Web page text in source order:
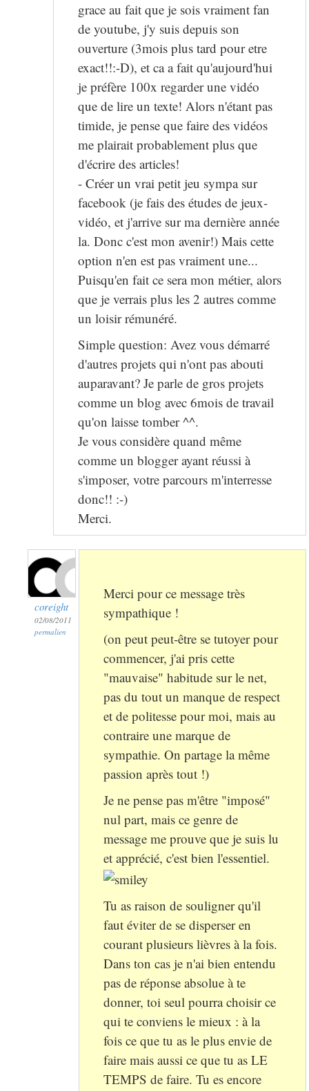
grace au fait que je sois vraiment fan
de youtube, j'y suis depuis son
ouverture (3mois plus tard pour etre
exact!!:-D), et ca a fait qu'aujourd'hui
je préfère 100x regarder une vidéo
que de lire un texte! Alors n'étant pas
timide, je pense que faire des vidéos
me plairait probablement plus que
d'écrire des articles!
- Créer un vrai petit jeu sympa sur
facebook (je fais des études de jeux-
vidéo, et j'arrive sur ma dernière année
la. Donc c'est mon avenir!) Mais cette
option n'en est pas vraiment une...
Puisqu'en fait ce sera mon métier, alors
que je verrais plus les 2 autres comme
un loisir rémunéré.
Simple question: Avez vous démarré
d'autres projets qui n'ont pas abouti
auparavant? Je parle de gros projets
comme un blog avec 6mois de travail
qu'on laisse tomber ^^.
Je vous considère quand même
comme un blogger ayant réussi à
s'imposer, votre parcours m'interresse
donc!! :-)
Merci.
coreight
02/08/2011
permalien
Merci pour ce message très
sympathique !
(on peut peut-être se tutoyer pour
commencer, j'ai pris cette
"mauvaise" habitude sur le net,
pas du tout un manque de respect
et de politesse pour moi, mais au
contraire une marque de
sympathie. On partage la même
passion après tout !)
Je ne pense pas m'être "imposé"
nul part, mais ce genre de
message me prouve que je suis lu
et apprécié, c'est bien l'essentiel.
Tu as raison de souligner qu'il
faut éviter de se disperser en
courant plusieurs lièvres à la fois.
Dans ton cas je n'ai bien entendu
pas de réponse absolue à te
donner, toi seul pourra choisir ce
qui te conviens le mieux : à la
fois ce que tu as le plus envie de
faire mais aussi ce que tu as LE
TEMPS de faire. Tu es encore